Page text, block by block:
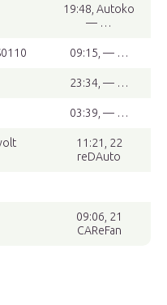
19:48, Autoko
— …
09:15, — …
23:34, — …
03:39, — …
11:21, 22
reDAuto
09:06, 21
CAReFan